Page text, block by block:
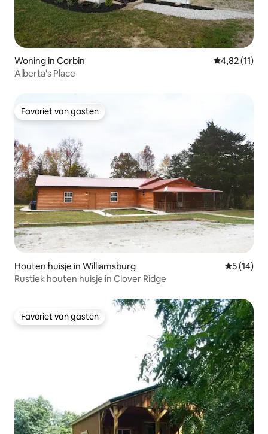
Woning in Corbin Gemiddelde
4,82 (11)
Alberta's Place
Favoriet van gasten
Favoriet van gasten
Houten huisje in Williamsburg
5 (14)
Rustiek houten huisje in Clover Ridge
Favoriet van gasten
Favoriet van gasten